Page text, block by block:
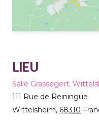
LIEU
Salle Grassegert,
111 Rue de Reiningue
Wittelsheim, 68310